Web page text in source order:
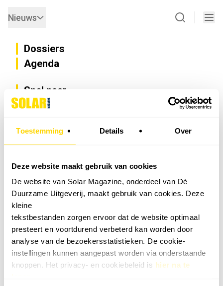
Toestemming Details Over
Deze website maakt gebruik van cookies
De website van Solar Magazine, onderdeel van Dé
Duurzame Uitgeverij, maakt gebruik van cookies. Deze
kleine
tekstbestanden zorgen ervoor dat de website optimaal
presteert en voortdurend verbeterd kan worden door
analyse van de bezoekersstatistieken. De cookie-
instellingen kunnen aangepast worden via onderstaande
knoppen. Het privacy- en cookiebeleid is hier na te
Nieuws
Dossiers
Agenda
Snel naar
Privacy
Nieuwsbrief
Vacatures
Installateurzoeker
Cookievoorkeuren wijzigen
English
Geef ons feedback
Vertel ons wat je van onze website vindt.
Tip de redactie